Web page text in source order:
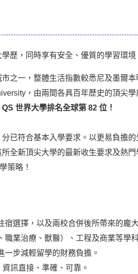
歷，同時享有安全、優質的學習環
之一，整體生活指數較悉尼及墨爾
，由兩間各具百年歷史的頂尖
世界大學排名全球第 82 位！
已符合基本入學要求。以更易負擔
全新頂尖大學的最新收生要求及熱
策略！
選擇，以及兩校合併後所帶來的龐
職業治療、獸醫）、工程及商業等學
一步減輕留學的財務負擔。
訊直接、準確、可靠。